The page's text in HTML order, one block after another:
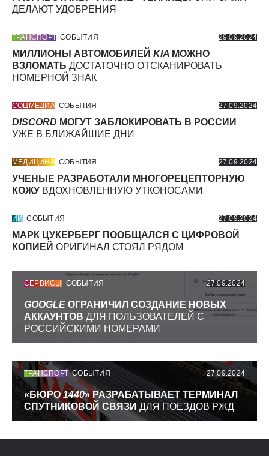
ДЕЛАЮТ УДОБРЕНИЯ
ТРАНСПОРТ СОБЫТИЯ 29.09.2024
МИЛЛИОНЫ АВТОМОБИЛЕЙ KIA МОЖНО
ВЗЛОМАТЬ ДОСТАТОЧНО ОТСКАНИРОВАТЬ
НОМЕРНОЙ ЗНАК
СОЦМЕДИА СОБЫТИЯ 27.09.2024
DISCORD МОГУТ ЗАБЛОКИРОВАТЬ В РОССИИ
УЖЕ В БЛИЖАЙШИЕ ДНИ
МЕДИЦИНА СОБЫТИЯ 27.09.2024
УЧЕНЫЕ РАЗРАБОТАЛИ МНОГОРЕЦЕПТОРНУЮ
КОЖУ ВДОХНОВЛЕННУЮ УТКОНОСАМИ
ИИ СОБЫТИЯ 27.09.2024
МАРК ЦУКЕРБЕРГ ПООБЩАЛСЯ С ЦИФРОВОЙ
КОПИЕЙ ОРИГИНАЛ СТОЯЛ РЯДОМ
СЕРВИСЫ СОБЫТИЯ 27.09.2024
GOOGLE ОГРАНИЧИЛ СОЗДАНИЕ НОВЫХ
АККАУНТОВ ДЛЯ ПОЛЬЗОВАТЕЛЕЙ С
РОССИЙСКИМИ НОМЕРАМИ
ТРАНСПОРТ СОБЫТИЯ 27.09.2024
«БЮРО1440» РАЗРАБАТЫВАЕТ ТЕРМИНАЛ
СПУТНИКОВОЙ СВЯЗИ ДЛЯ ПОЕЗДОВ РЖД